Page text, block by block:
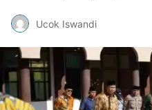
Ucok Iswandi